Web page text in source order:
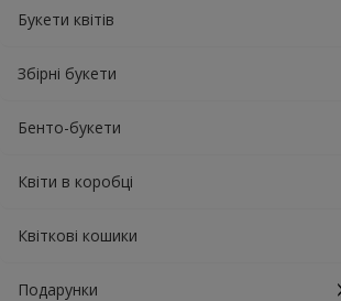
Букети квітів
Збірні букети
Бенто-букети
Квіти в коробці
Квіткові кошики
Подарунки